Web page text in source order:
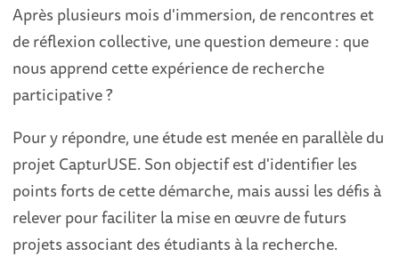
Après plusieurs mois d'immersion, de rencontres et
de réflexion collective, une question demeure : que
nous apprend cette expérience de recherche
participative ?
Pour y répondre, une étude est menée en parallèle du
projet CapturUSE. Son objectif est d'identifier les
points forts de cette démarche, mais aussi les défis à
relever pour faciliter la mise en œuvre de futurs
projets associant des étudiants à la recherche.